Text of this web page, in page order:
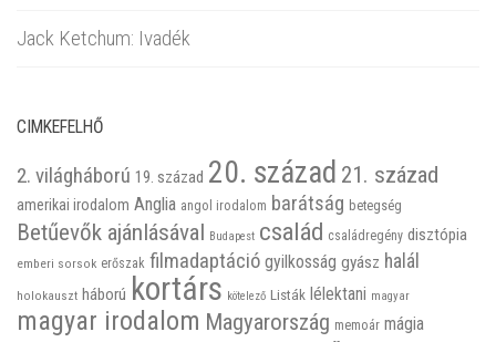
Jack Ketchum: Ivadék
CIMKEFELHŐ
2. világháború 19. század 20. század 21. század
amerikai irodalom Anglia angol irodalom barátság betegség
Betűevők ajánlásával Budapest család családregény disztópia
emberi sorsok erőszak filmadaptáció gyilkosság gyász halál
holokauszt háború kortárs kötelező Listák lélektani magyar
magyar irodalom Magyarország memoár mágia